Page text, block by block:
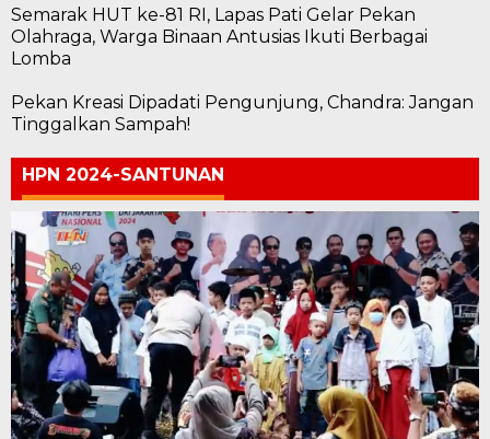
Semarak HUT ke-81 RI, Lapas Pati Gelar Pekan
Olahraga, Warga Binaan Antusias Ikuti Berbagai
Lomba
Pekan Kreasi Dipadati Pengunjung, Chandra: Jangan
Tinggalkan Sampah!
HPN 2024-SANTUNAN